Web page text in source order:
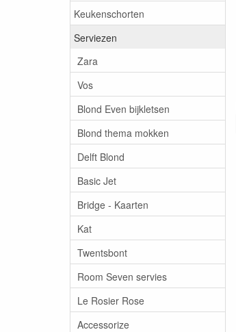
Keukenschorten
Serviezen
Zara
Vos
Blond Even bijkletsen
Blond thema mokken
Delft Blond
Basic Jet
Bridge - Kaarten
Kat
Twentsbont
Room Seven servies
Le Rosier Rose
Accessorize